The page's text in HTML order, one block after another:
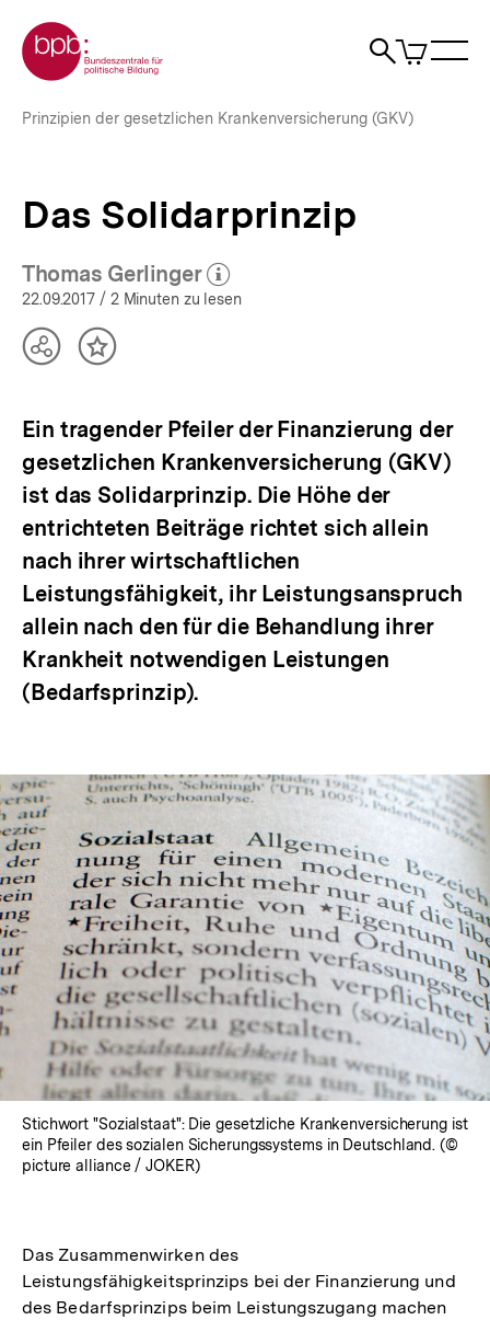
zum
Seiteninhalt
springen
Zur Startseite der bpb
Suche
Artikel
im
DasBrotkrümelnavigation
Pfadnavigation
Prinzipien der gesetzlichen Krankenversicherung (GKV)
Das Solidarprinzip
Thomas Gerlinger
(Mehr zum Autor)
öffnen
22.09.2017 / 2 Minuten zu lesen
TeilenInhalt
Ein tragender Pfeiler der Finanzierung der
gesetzlichen Krankenversicherung (GKV)
ist das Solidarprinzip. Die Höhe der
entrichteten Beiträge richtet sich allein
nach ihrer wirtschaftlichen
Leistungsfähigkeit, ihr Leistungsanspruch
allein nach den für die Behandlung ihrer
Krankheit notwendigen Leistungen
(Bedarfsprinzip).
Stichwort "Sozialstaat": Die gesetzliche Krankenversicherung ist
ein Pfeiler des sozialen Sicherungssystems in Deutschland. (©
picture alliance / JOKER)
Das Zusammenwirken des
Leistungsfähigkeitsprinzips bei der Finanzierung und
des Bedarfsprinzips beim Leistungszugang machen